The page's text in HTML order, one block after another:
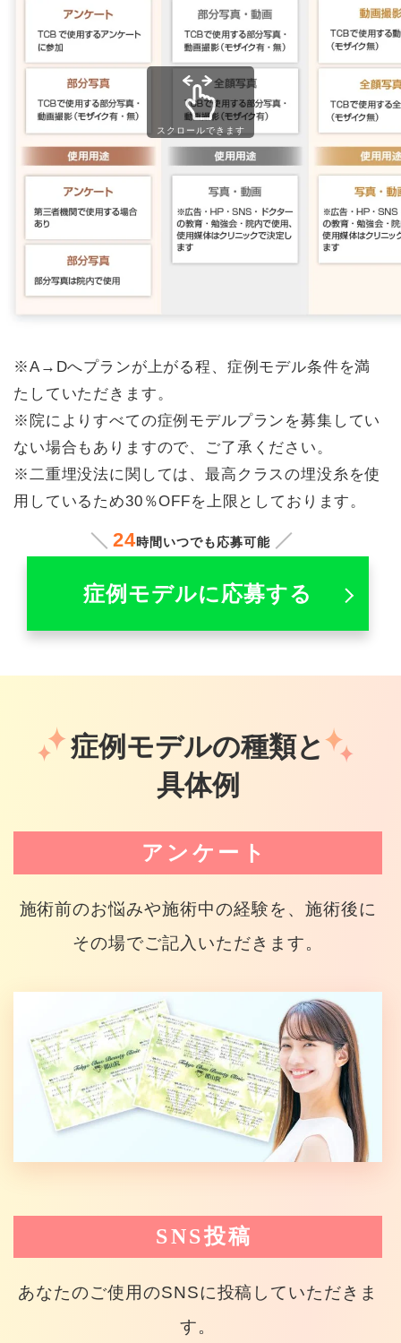
スクロールできます
※A→Dへプランが上がる程、症例モデル条件を満
たしていただきます。
※院によりすべての症例モデルプランを募集してい
ない場合もありますので、ご了承ください。
※二重埋没法に関しては、最高クラスの埋没糸を使
用しているため30％OFFを上限としております。
24時間いつでも応募可能
症例モデルに応募する
症例モデルの種類と
具体例
アンケート
施術前のお悩みや施術中の経験を、施術後に
その場でご記入いただきます。
SNS投稿
あなたのご使用のSNSに投稿していただきま
す。